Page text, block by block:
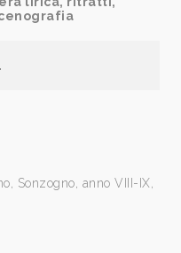
Sonzogno, anno VIII-IX,